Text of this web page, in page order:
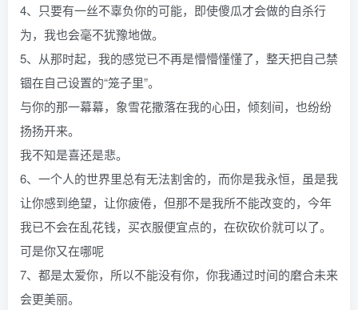
4、只要有一丝不辜负你的可能，即使傻瓜才会做的自杀行
为，我也会毫不犹豫地做。
5、从那时起，我的感觉已不再是懵懵懂懂了，整天把自己禁
锢在自己设置的“笼子里”。
与你的那一幕幕，象雪花撒落在我的心田，倾刻间，也纷纷
扬扬开来。
我不知是喜还是悲。
6、一个人的世界里总有无法割舍的，而你是我永恒，虽是我
让你感到绝望，让你疲倦，但那不是我所不能改变的，今年
我已不会在乱花钱，买衣服便宜点的，在砍砍价就可以了。
可是你又在哪呢
7、都是太爱你，所以不能没有你，你我通过时间的磨合未来
会更美丽。